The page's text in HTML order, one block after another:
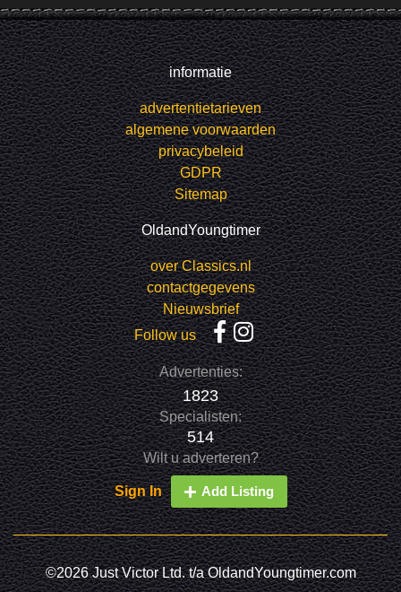
informatie
advertentietarieven
algemene voorwaarden
privacybeleid
GDPR
Sitemap
OldandYoungtimer
over Classics.nl
contactgegevens
Nieuwsbrief
Follow us
Advertenties:
1823
Specialisten:
514
Wilt u adverteren?
Sign In Add Listing
©2026 Just Victor Ltd. t/a OldandYoungtimer.com